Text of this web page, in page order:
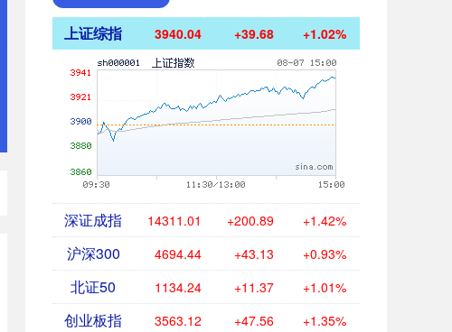
上证综指 3940.04 +39.68 +1.02%
深证成指 14311.01 +200.89 +1.42%
沪深300 4694.44 +43.13 +0.93%
北证50 1134.24 +11.37 +1.01%
创业板指 3563.12 +47.56 +1.35%